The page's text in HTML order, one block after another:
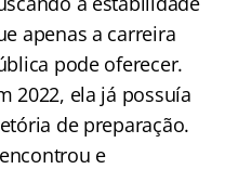
apenas a carreira
pode oferecer.
2022, ela já possuía
de preparação.
e